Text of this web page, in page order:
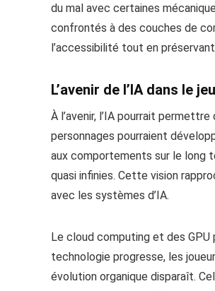
du mal avec certaines
confrontés à des couches de
l’accessibilité tout en
L’avenir de l’IA dans le
À l’avenir, l’IA pourrait
personnages pourraient
aux comportements sur le long
quasi infinies. Cette vision
avec les systèmes d’IA.
Le cloud computing et des
technologie progresse, les
évolution organique disparaît.